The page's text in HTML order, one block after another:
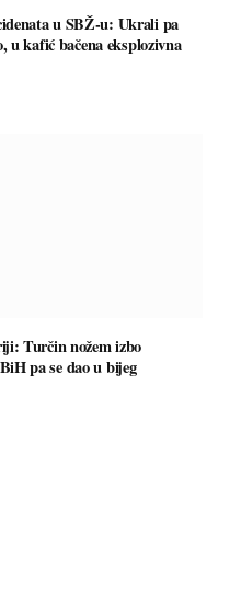
u SBŽ-u: Ukrali pa
u kafić bačena eksplozivna
Turčin nožem izbo
pa se dao u bijeg